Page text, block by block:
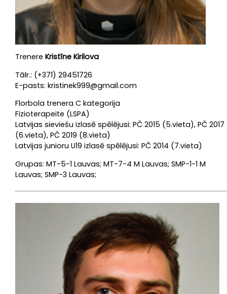
Trenere Kristīne Kirilova
Tālr.: (+371) 29451726
E-pasts: kristinek999@gmail.com
Florbola trenera C kategorija
Fizioterapeite (LSPA)
Latvijas sieviešu izlasē spēlējusi: PČ 2015 (5.vieta), PČ 2017
(6.vieta), PČ 2019 (8.vieta)
Latvijas junioru U19 izlasē spēlējusi: PČ 2014 (7.vieta)
Grupas: MT-5-1 Lauvas; MT-7-4 M Lauvas; SMP-1-1 M
Lauvas; SMP-3 Lauvas;